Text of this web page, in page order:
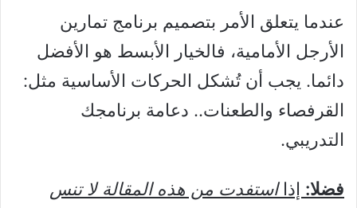
عندما يتعلق الأمر بتصميم برنامج تمارين
الأرجل الأمامية، فالخيار الأبسط هو الأفضل
دائما. يجب أن تُشكل الحركات الأساسية مثل:
القرفصاء والطعنات.. دعامة برنامجك
التدريبي.
فضلا: إذااستفدت من هذه المقالة لا تنس